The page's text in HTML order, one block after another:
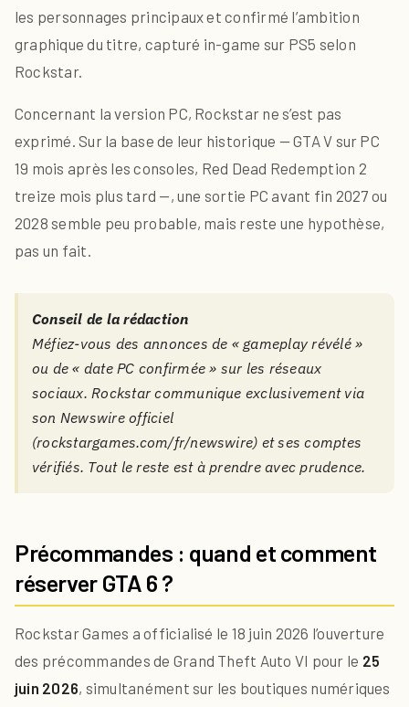
les personnages principaux et confirmé l’ambition
graphique du titre, capturé in-game sur PS5 selon
Rockstar.
Concernant la version PC, Rockstar ne s’est pas
exprimé. Sur la base de leur historique — GTA V sur PC
19 mois après les consoles, Red Dead Redemption 2
treize mois plus tard —, une sortie PC avant fin 2027 ou
2028 semble peu probable, mais reste une hypothèse,
pas un fait.
Conseil de la rédaction
Méfiez-vous des annonces de « gameplay révélé »
ou de « date PC confirmée » sur les réseaux
sociaux. Rockstar communique exclusivement via
son Newswire officiel
(rockstargames.com/fr/newswire) et ses comptes
vérifiés. Tout le reste est à prendre avec prudence.
Précommandes : quand et comment
réserver GTA 6 ?
Rockstar Games a officialisé le 18 juin 2026 l’ouverture
des précommandes de Grand Theft Auto VI pour le 25
juin 2026, simultanément sur les boutiques numériques